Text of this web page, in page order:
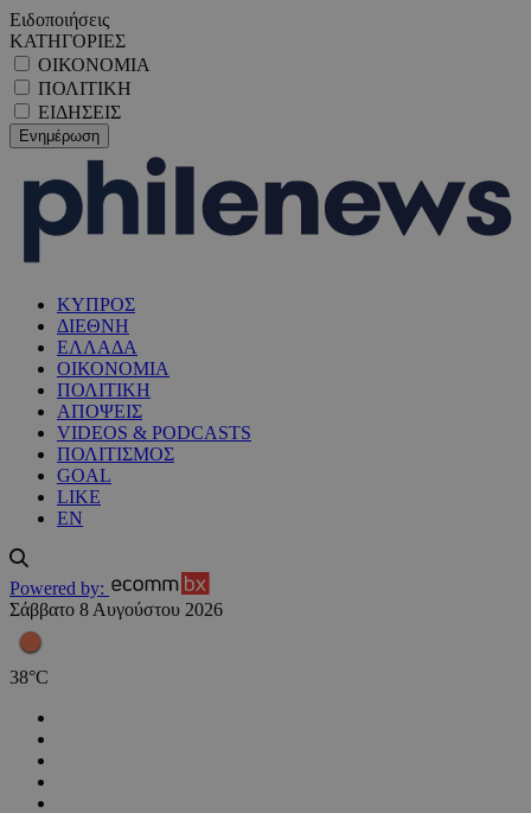
Ειδοποιήσεις
ΚΑΤΗΓΟΡΙΕΣ
ΟΙΚΟΝΟΜΙΑ
ΠΟΛΙΤΙΚΗ
ΕΙΔΗΣΕΙΣ
ΚΥΠΡΟΣ
ΔΙΕΘΝΗ
ΕΛΛΑΔΑ
ΟΙΚΟΝΟΜΙΑ
ΠΟΛΙΤΙΚΗ
ΑΠΟΨΕΙΣ
VIDEOS & PODCASTS
ΠΟΛΙΤΙΣΜΟΣ
GOAL
LIKE
EN
Powered by:
Σάββατο 8 Αυγούστου 2026
38°C